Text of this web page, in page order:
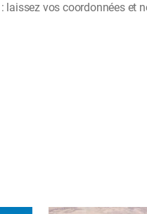
: laissez vos coordonnées et